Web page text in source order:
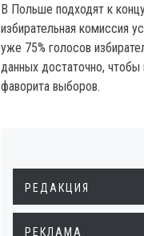
В Польше подходят к
избирательная комиссия
уже 75% голосов
данных достаточно, чтобы
фаворита выборов.
РЕДАКЦИЯ
РЕКЛАМА